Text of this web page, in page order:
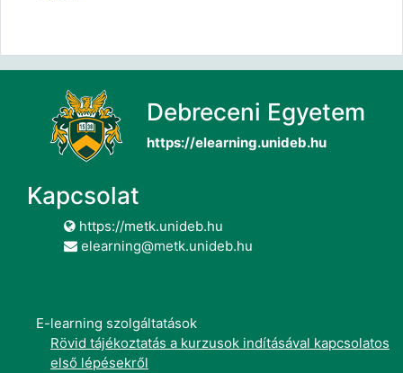
Debreceni Egyetem
https://elearning.unideb.hu
Kapcsolat
https://metk.unideb.hu
elearning@metk.unideb.hu
E-learning szolgáltatások
Rövid tájékoztatás a kurzusok indításával kapcsolatos
első lépésekről